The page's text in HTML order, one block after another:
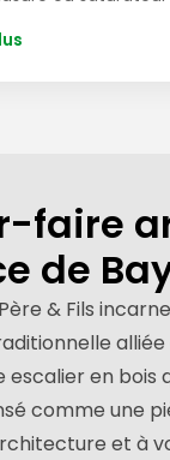
faire
de
Père & Fils
escalier en bois
comme une
et à